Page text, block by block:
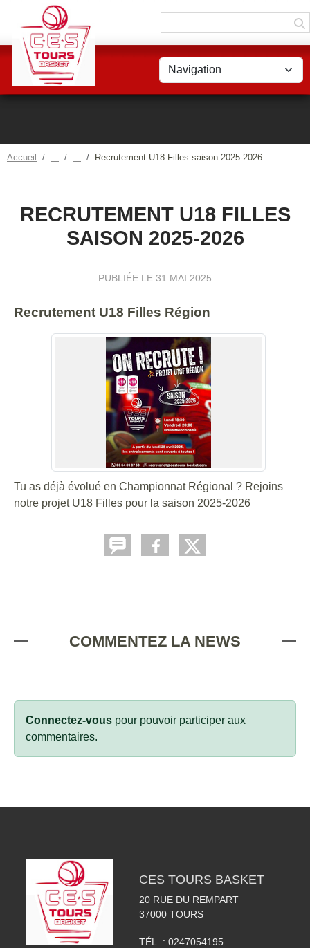
Accueil Recrutement U18 Filles saison 2025-2026
RECRUTEMENT U18 FILLES
SAISON 2025-2026
PUBLIÉE LE 31 MAI 2025
Recrutement U18 Filles Région
Tu as déjà évolué en Championnat Régional ? Rejoins
notre projet U18 Filles pour la saison 2025-2026
COMMENTEZ LA NEWS
Connectez-vous pour pouvoir participer aux
commentaires.
CES TOURS BASKET
20 RUE DU REMPART
37000 TOURS
TÉL. : 0247054195
Panneau de gestion des cookies